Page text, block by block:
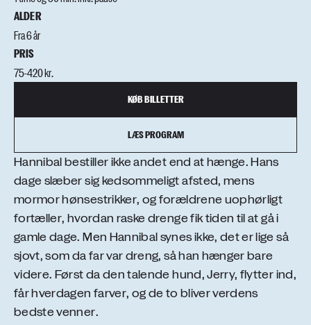
ALDER
Fra 6 år
PRIS
75-420 kr.
KØB BILLETTER
LÆS PROGRAM
Hannibal bestiller ikke andet end at hænge. Hans
dage slæber sig kedsommeligt afsted, mens
mormor hønsestrikker, og forældrene uophørligt
fortæller, hvordan raske drenge fik tiden til at gå i
gamle dage. Men Hannibal synes ikke, det er lige så
sjovt, som da far var dreng, så han hænger bare
videre. Først da den talende hund, Jerry, flytter ind,
får hverdagen farver, og de to bliver verdens
bedste venner.